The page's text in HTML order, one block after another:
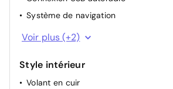
Rétroviseurs repliables électriquement
Système de navigation
Écran tactile
Voir plus (+2)
Style intérieur
Volant en cuir